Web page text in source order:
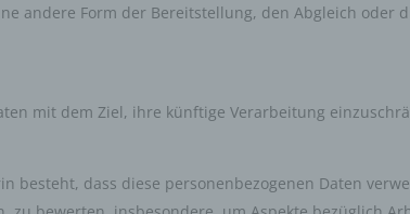
andere Form der Bereitstellung, den Abgleich oder
mit dem Ziel, ihre künftige Verarbeitung
besteht, dass diese personenbezogenen Daten